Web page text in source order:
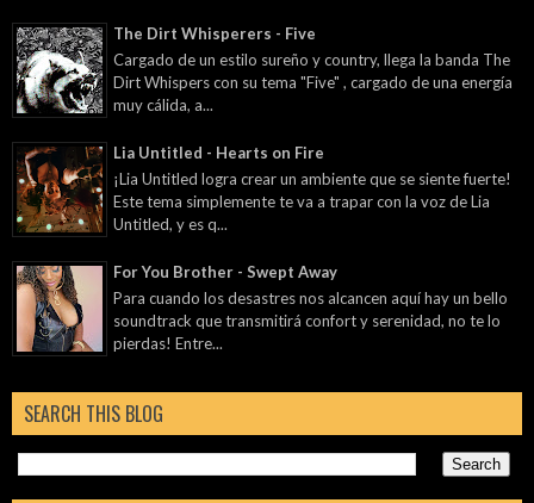
The Dirt Whisperers - Five
Cargado de un estilo sureño y country, llega la banda The
Dirt Whispers con su tema "Five" , cargado de una energía
muy cálida, a...
Lia Untitled - Hearts on Fire
¡Lia Untitled logra crear un ambiente que se siente fuerte!
Este tema simplemente te va a trapar con la voz de Lia
Untitled, y es q...
For You Brother - Swept Away
Para cuando los desastres nos alcancen aquí hay un bello
soundtrack que transmitirá confort y serenidad, no te lo
pierdas! Entre...
SEARCH THIS BLOG